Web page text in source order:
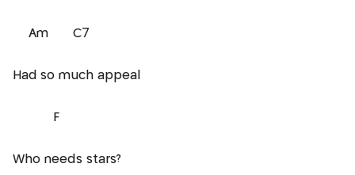
Am C7
Had so much appeal
F
Who needs stars?